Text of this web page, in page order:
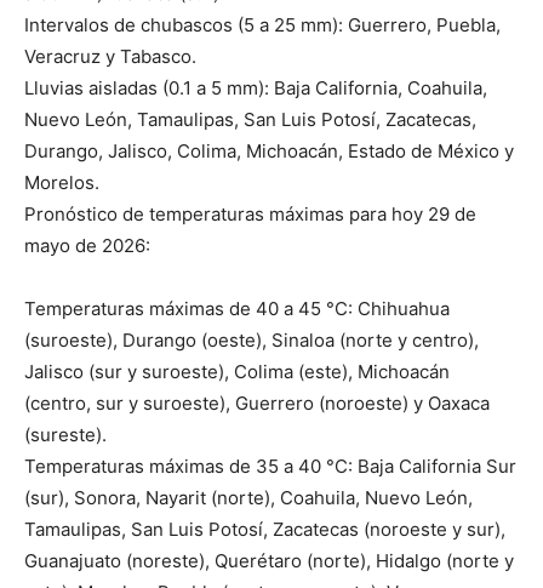
Intervalos de chubascos (5 a 25 mm): Guerrero, Puebla,
Veracruz y Tabasco.
Lluvias aisladas (0.1 a 5 mm): Baja California, Coahuila,
Nuevo León, Tamaulipas, San Luis Potosí, Zacatecas,
Durango, Jalisco, Colima, Michoacán, Estado de México y
Morelos.
Pronóstico de temperaturas máximas para hoy 29 de
mayo de 2026:
Temperaturas máximas de 40 a 45 °C: Chihuahua
(suroeste), Durango (oeste), Sinaloa (norte y centro),
Jalisco (sur y suroeste), Colima (este), Michoacán
(centro, sur y suroeste), Guerrero (noroeste) y Oaxaca
(sureste).
Temperaturas máximas de 35 a 40 °C: Baja California Sur
(sur), Sonora, Nayarit (norte), Coahuila, Nuevo León,
Tamaulipas, San Luis Potosí, Zacatecas (noroeste y sur),
Guanajuato (noreste), Querétaro (norte), Hidalgo (norte y